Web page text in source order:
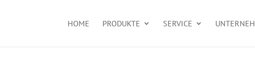
HOME PRODUKTE SERVICE